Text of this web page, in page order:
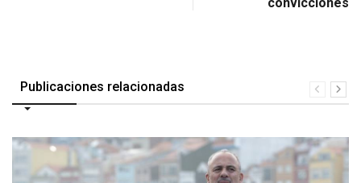
Publicaciones relacionadas